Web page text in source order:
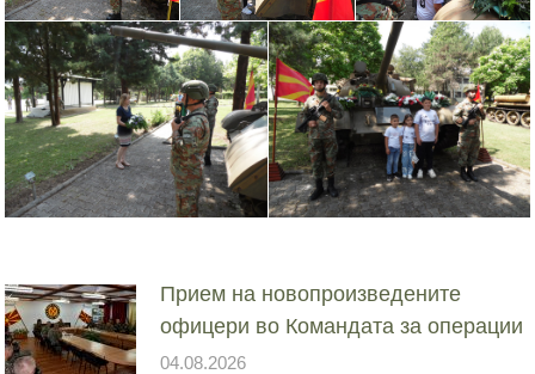
Прием на новопроизведените
офицери во Командата за операции
04.08.2026